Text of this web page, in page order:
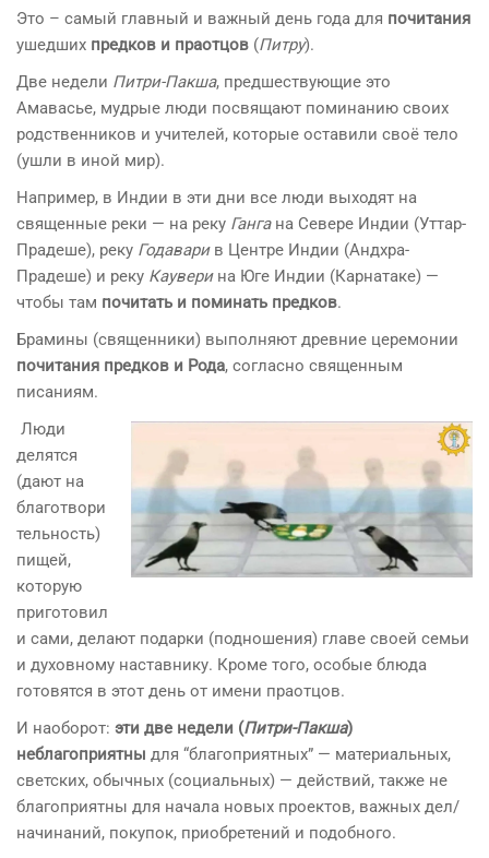
Это – самый главный и важный день года для почитания
ушедших предков и праотцов (Питру).
Две недели Питри-Пакша, предшествующие это
Амавасье, мудрые люди посвящают поминанию своих
родственников и учителей, которые оставили своё тело
(ушли в иной мир).
Например, в Индии в эти дни все люди выходят на
священные реки — на реку Гангана Севере Индии (Уттар-
Прадеше), реку Годаварив Центре Индии (Андхра-
Прадеше) и реку Кауверина Юге Индии (Карнатаке) —
чтобы там почитать и поминать предков.
Брамины (священники) выполняют древние церемонии
почитания предков и Рода, согласно священным
писаниям.
Люди
делятся
(дают на
благотвори
тельность)
пищей,
которую
приготовил
и сами, делают подарки (подношения) главе своей семьи
и духовному наставнику. Кроме того, особые блюда
готовятся в этот день от имени праотцов.
И наоборот: эти две недели (Питри-Пакша)
неблагоприятны для “благоприятных” — материальных,
светских, обычных (социальных) — действий, также не
благоприятны для начала новых проектов, важных дел/
начинаний, покупок, приобретений и подобного.